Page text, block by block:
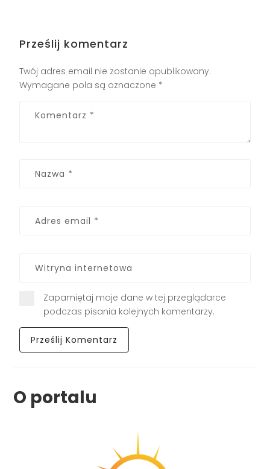
Prześlij komentarz
Twój adres email nie zostanie opublikowany.
Wymagane pola są oznaczone *
Zapamiętaj moje dane w tej przeglądarce
podczas pisania kolejnych komentarzy.
O portalu